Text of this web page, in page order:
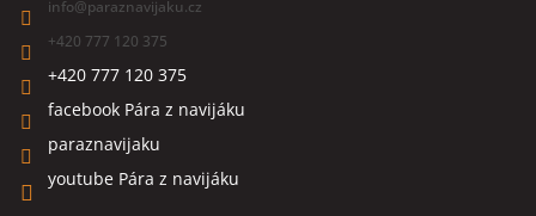
info@paraznavijaku.cz
+420 777 120 375
+420 777 120 375
facebook Pára z navijáku
paraznavijaku
youtube Pára z navijáku